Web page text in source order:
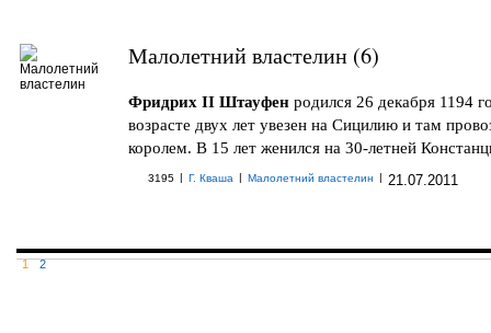
Малолетний властелин (6)
Фридрих II Штауфен родился 26 декабря 1194
возрасте двух лет увезен на Сицилию и там
королем. В 15 лет женился на 30-летней
3195 | Г. Кваша | Малолетний властелин | 21.07.2011
1 2